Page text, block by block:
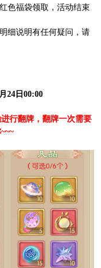
色福袋领取，活动结束
细说明有任何疑问，请
24日00:00
行翻牌，翻牌一次需要